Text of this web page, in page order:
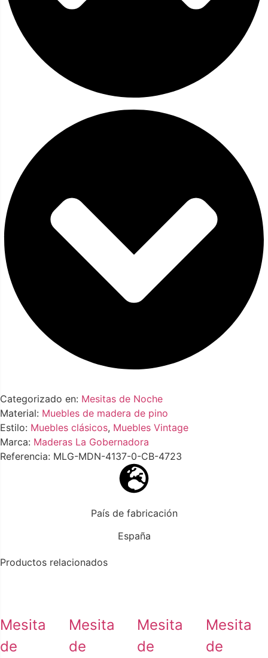
Categorizado en: Mesitas de Noche
Material: Muebles de madera de pino
Estilo: Muebles clásicos, Muebles Vintage
Marca: Maderas La Gobernadora
Referencia: MLG-MDN-4137-0-CB-4723
País de fabricación
España
Productos relacionados
Mesita
de
Mesita
de
Mesita
de
Mesita
de